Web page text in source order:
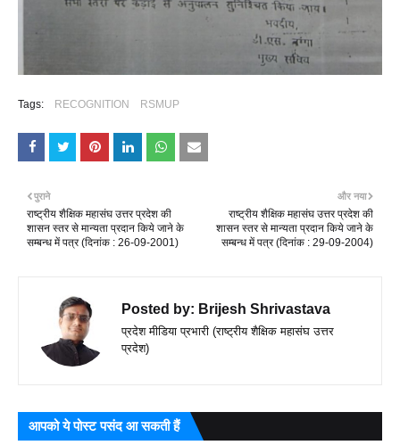
Tags: RECOGNITION RSMUP
और नया
राष्ट्रीय शैक्षिक महासंघ उत्तर प्रदेश की
शासन स्तर से मान्यता प्रदान किये जाने के
सम्बन्ध में पत्र (दिनांक : 29-09-2004)
पुराने
राष्ट्रीय शैक्षिक महासंघ उत्तर प्रदेश की
शासन स्तर से मान्यता प्रदान किये जाने के
सम्बन्ध में पत्र (दिनांक : 26-09-2001)
Posted by: Brijesh Shrivastava
प्रदेश मीडिया प्रभारी (राष्ट्रीय शैक्षिक महासंघ उत्तर
प्रदेश)
आपको ये पोस्ट पसंद आ सकती हैं